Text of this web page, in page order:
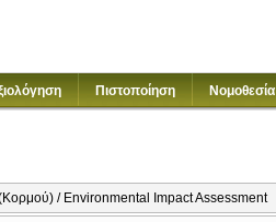
Πιστοποίηση Νομοθεσία
/ Environmental Impact Assessment